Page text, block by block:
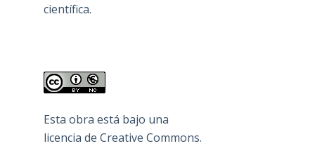
científica.
Esta obra está bajo una
licencia de Creative Commons.